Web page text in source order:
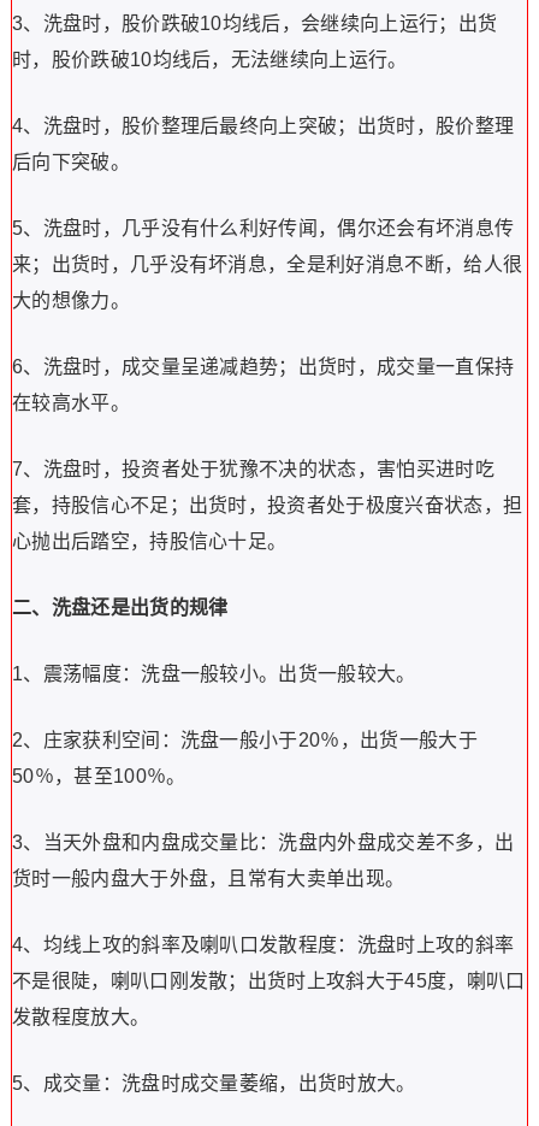
3、洗盘时，股价跌破10均线后，会继续向上运行；出货
时，股价跌破10均线后，无法继续向上运行。
4、洗盘时，股价整理后最终向上突破；出货时，股价整理
后向下突破。
5、洗盘时，几乎没有什么利好传闻，偶尔还会有坏消息传
来；出货时，几乎没有坏消息，全是利好消息不断，给人很
大的想像力。
6、洗盘时，成交量呈递减趋势；出货时，成交量一直保持
在较高水平。
7、洗盘时，投资者处于犹豫不决的状态，害怕买进时吃
套，持股信心不足；出货时，投资者处于极度兴奋状态，担
心抛出后踏空，持股信心十足。
二、洗盘还是出货的规律
1、震荡幅度：洗盘一般较小。出货一般较大。
2、庄家获利空间：洗盘一般小于20％，出货一般大于
50％，甚至100％。
3、当天外盘和内盘成交量比：洗盘内外盘成交差不多，出
货时一般内盘大于外盘，且常有大卖单出现。
4、均线上攻的斜率及喇叭口发散程度：洗盘时上攻的斜率
不是很陡，喇叭口刚发散；出货时上攻斜大于45度，喇叭口
发散程度放大。
5、成交量：洗盘时成交量萎缩，出货时放大。